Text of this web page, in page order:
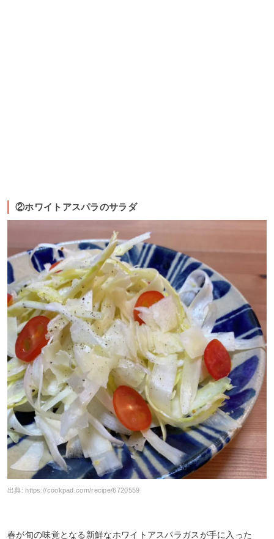
②ホワイトアスパラのサラダ
出典:https://cookpad.com/recipe/6720559
春が旬の味覚となる新鮮なホワイトアスパラガスが手に入った